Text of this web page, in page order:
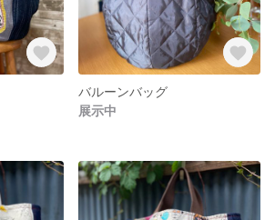
バルーンバッグ
展示中